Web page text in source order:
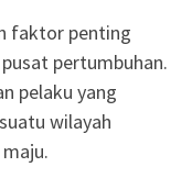
faktor penting
pertumbuhan.
pelaku yang
wilayah